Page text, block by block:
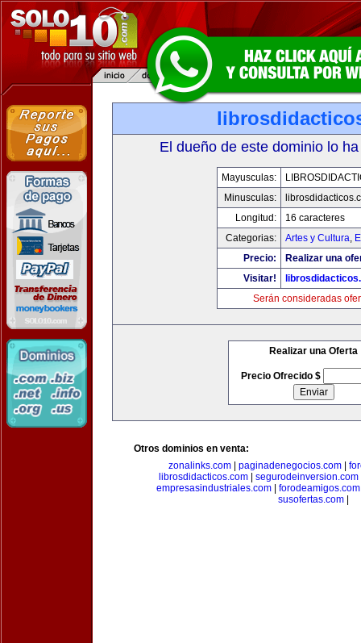
El dueño de este dominio lo
Mayusculas:
Minusculas:
Longitud:
16 caracteres
Categorias:
Artes y Cultura,
Precio:
Realizar una
Visitar!
Serán consideradas
Realizar una Oferta
Precio Ofrecido $
Otros dominios en venta:
zonalinks.com| paginadenegocios.com|
librosdidacticos.com| segurodeinversion.com
empresasindustriales.com| forodeamigos.com
susofertas.com